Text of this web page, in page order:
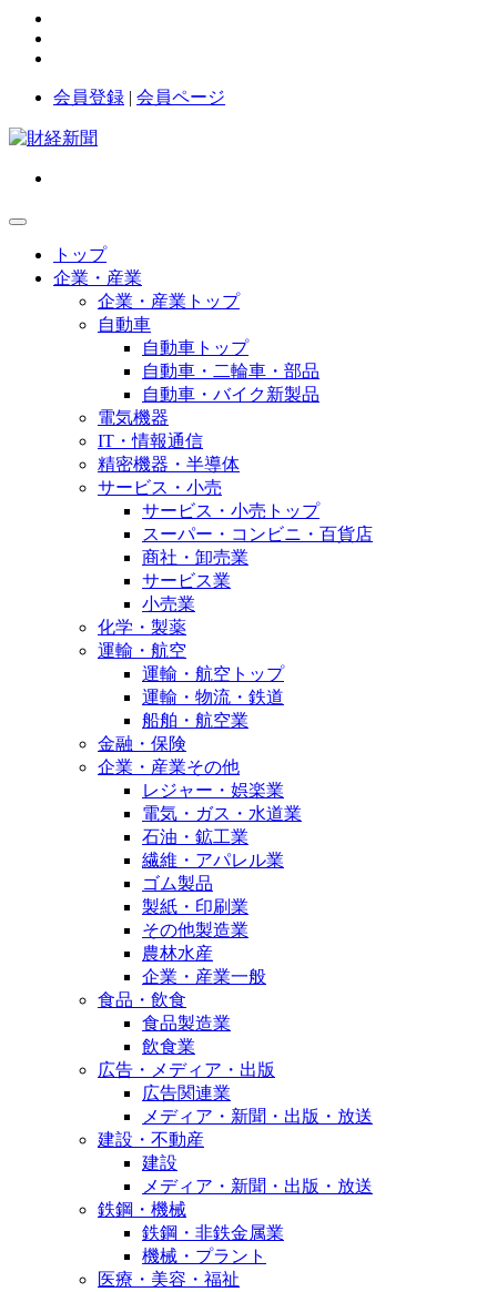
会員登録 | 会員ページ
トップ
企業・産業
企業・産業トップ
自動車
自動車トップ
自動車・二輪車・部品
自動車・バイク新製品
電気機器
IT・情報通信
精密機器・半導体
サービス・小売
サービス・小売トップ
スーパー・コンビニ・百貨店
商社・卸売業
サービス業
小売業
化学・製薬
運輸・航空
運輸・航空トップ
運輸・物流・鉄道
船舶・航空業
金融・保険
企業・産業その他
レジャー・娯楽業
電気・ガス・水道業
石油・鉱工業
繊維・アパレル業
ゴム製品
製紙・印刷業
その他製造業
農林水産
企業・産業一般
食品・飲食
食品製造業
飲食業
広告・メディア・出版
広告関連業
メディア・新聞・出版・放送
建設・不動産
建設
メディア・新聞・出版・放送
鉄鋼・機械
鉄鋼・非鉄金属業
機械・プラント
医療・美容・福祉